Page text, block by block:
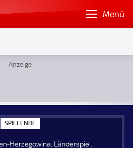
Menü
SPIELENDE
P
E
Herzegowina. Länderspiel.